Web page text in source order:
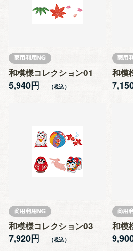
和模様コレクション01
5,940円
和模
和模様コレクション03
7,920円
和模